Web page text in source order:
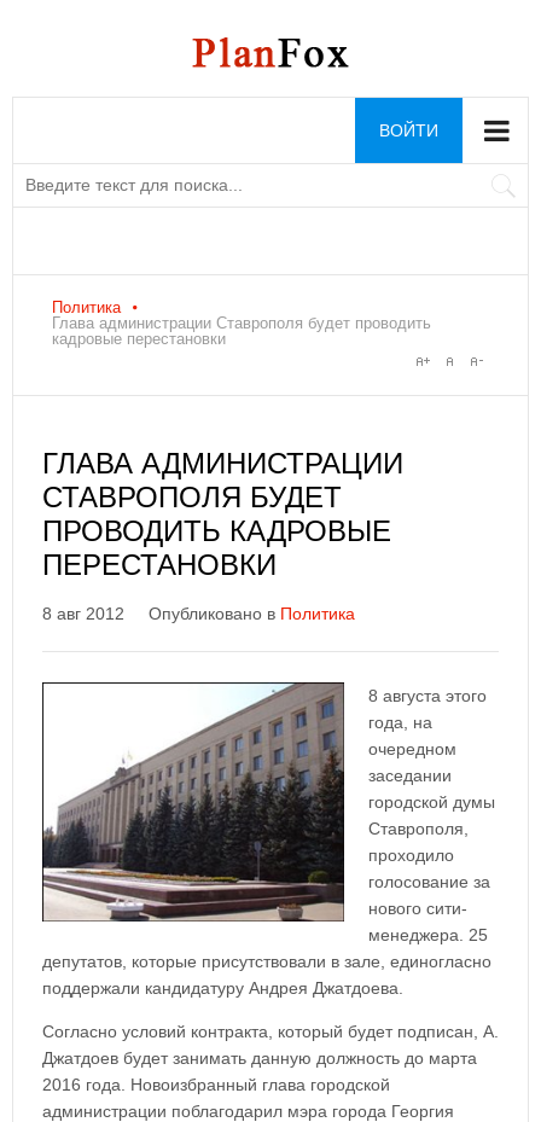
ВОЙТИ
Политика
Глава администрации Ставрополя будет проводить
кадровые перестановки
ГЛАВА АДМИНИСТРАЦИИ
СТАВРОПОЛЯ БУДЕТ
ПРОВОДИТЬ КАДРОВЫЕ
ПЕРЕСТАНОВКИ
8 авг 2012 Опубликовано в Политика
8 августа этого
года, на
очередном
заседании
городской думы
Ставрополя,
проходило
голосование за
нового сити-
менеджера. 25
депутатов, которые присутствовали в зале, единогласно
поддержали кандидатуру Андрея Джатдоева.
Согласно условий контракта, который будет подписан, А.
Джатдоев будет занимать данную должность до марта
2016 года. Новоизбранный глава городской
администрации поблагодарил мэра города Георгия